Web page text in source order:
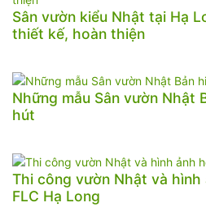
Sân vườn kiểu Nhật tại Hạ
thiết kế, hoàn thiện
Những mẫu Sân vườn Nhật
hút
Thi công vườn Nhật và
FLC Hạ Long